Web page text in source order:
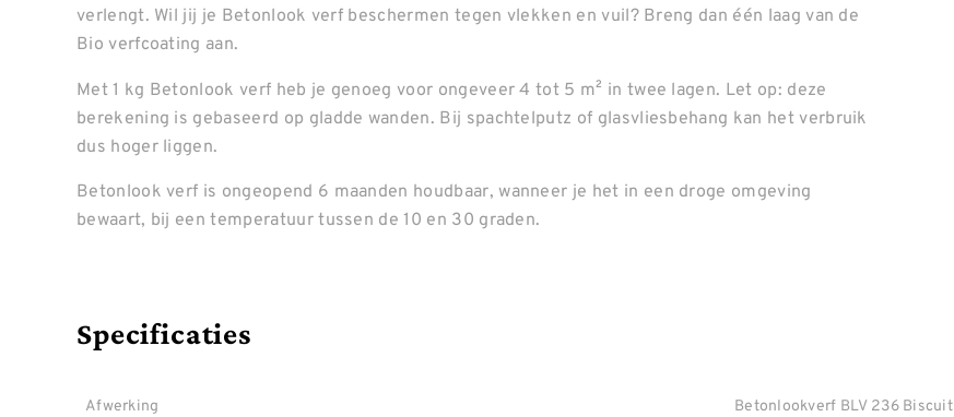
verlengt. Wil jij je Betonlook verf beschermen tegen vlekken en vuil? Breng dan één laag van de
Bio verfcoating aan.
Met 1 kg Betonlook verf heb je genoeg voor ongeveer 4 tot 5 m² in twee lagen. Let op: deze
berekening is gebaseerd op gladde wanden. Bij spachtelputz of glasvliesbehang kan het verbruik
dus hoger liggen.
Betonlook verf is ongeopend 6 maanden houdbaar, wanneer je het in een droge omgeving
bewaart, bij een temperatuur tussen de 10 en 30 graden.
Specificaties
Afwerking
Betonlookverf BLV 236 Biscuit